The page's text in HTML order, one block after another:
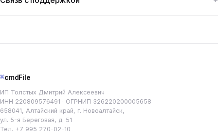
⌘cmdFile
ИП Толстых Дмитрий Алексеевич
ИНН 220809576491 · ОГРНИП 326220200005658
658041, Алтайский край, г. Новоалтайск,
ул. 5-я Береговая, д. 51
Тел. +7 995 270-02-10